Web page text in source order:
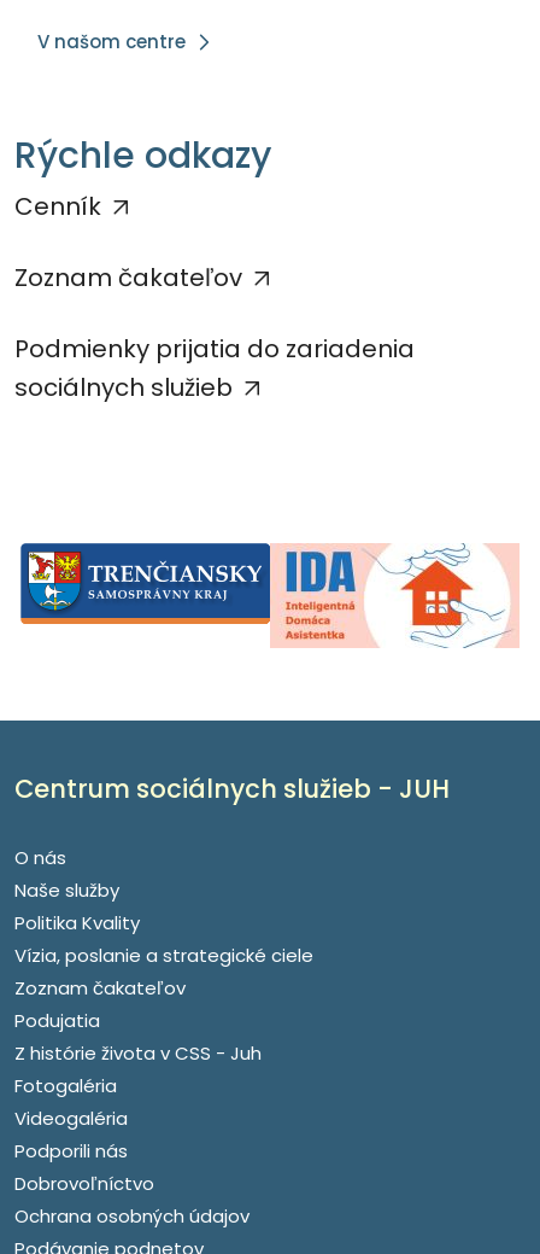
V našom centre
Rýchle odkazy
Cenník
Zoznam čakateľov
Podmienky prijatia do zariadenia
sociálnych služieb
Centrum sociálnych služieb - JUH
O nás
Naše služby
Politika Kvality
Vízia, poslanie a strategické ciele
Zoznam čakateľov
Podujatia
Z histórie života v CSS - Juh
Fotogaléria
Videogaléria
Podporili nás
Dobrovoľníctvo
Ochrana osobných údajov
Podávanie podnetov